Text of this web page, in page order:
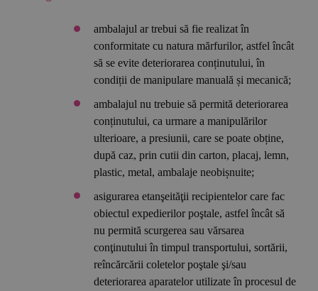
ambalajul ar trebui să fie realizat în
conformitate cu natura mărfurilor, astfel încât
să se evite deteriorarea conținutului, în
condiții de manipulare manuală și mecanică;
ambalajul nu trebuie să permită deteriorarea
conținutului, ca urmare a manipulărilor
ulterioare, a presiunii, care se poate obține,
după caz, prin cutii din carton, placaj, lemn,
plastic, metal, ambalaje neobișnuite;
asigurarea etanşeităţii recipientelor care fac
obiectul expedierilor poştale, astfel încât să
nu permită scurgerea sau vărsarea
conţinutului în timpul transportului, sortării,
reîncărcării coletelor poştale şi/sau
deteriorarea aparatelor utilizate în procesul de